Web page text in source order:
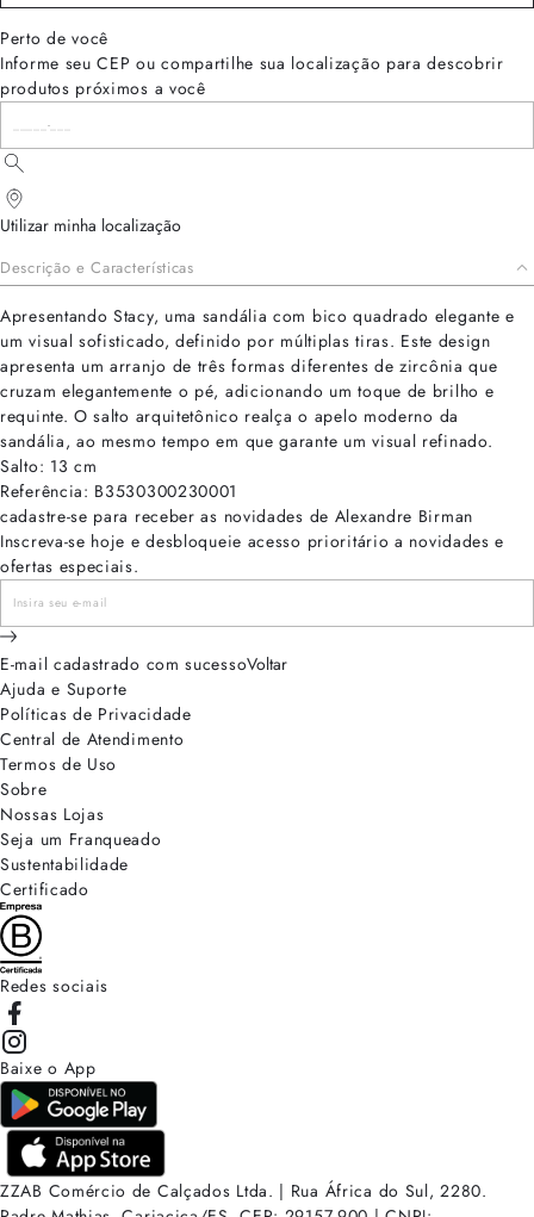
Perto de você
Informe seu CEP ou compartilhe sua localização para descobrir
produtos próximos a você
Utilizar minha localização
Descrição e Características
Apresentando Stacy, uma sandália com bico quadrado elegante e
um visual sofisticado, definido por múltiplas tiras. Este design
apresenta um arranjo de três formas diferentes de zircônia que
cruzam elegantemente o pé, adicionando um toque de brilho e
requinte. O salto arquitetônico realça o apelo moderno da
sandália, ao mesmo tempo em que garante um visual refinado.
Salto: 13 cm
Referência: B3530300230001
cadastre-se para receber as novidades de Alexandre Birman
Inscreva-se hoje e desbloqueie acesso prioritário a novidades e
ofertas especiais.
E-mail cadastrado com sucessoVoltar
Ajuda e Suporte
Políticas de Privacidade
Central de Atendimento
Termos de Uso
Sobre
Nossas Lojas
Seja um Franqueado
Sustentabilidade
Certificado
Redes sociais
Baixe o App
ZZAB Comércio de Calçados Ltda. | Rua África do Sul, 2280.